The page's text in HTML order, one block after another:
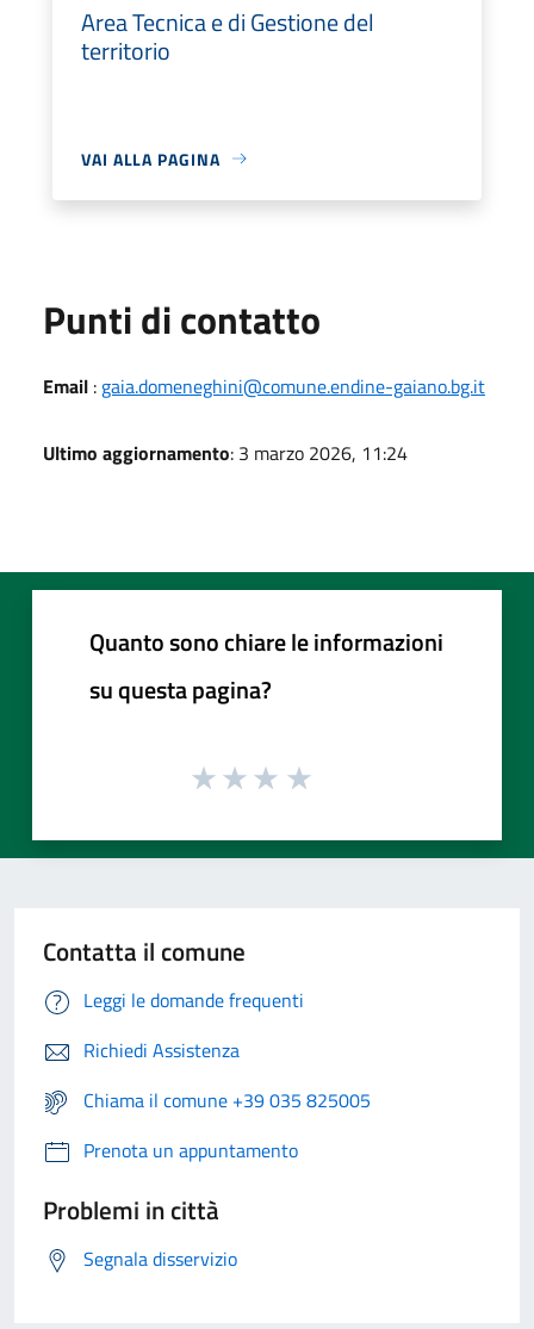
Area Tecnica e di Gestione del
territorio
VAI ALLA PAGINA
Punti di contatto
Email : gaia.domeneghini@comune.endine-gaiano.bg.it
Ultimo aggiornamento: 3 marzo 2026, 11:24
Quanto sono chiare le informazioni
su questa pagina?
Contatta il comune
Leggi le domande frequenti
Richiedi Assistenza
Chiama il comune +39 035 825005
Prenota un appuntamento
Problemi in città
Segnala disservizio